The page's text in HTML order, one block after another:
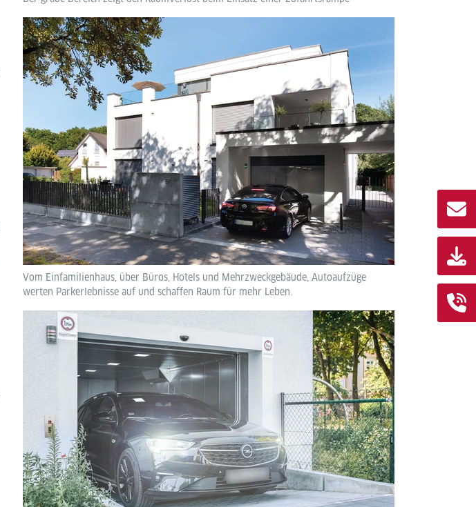
Vom Einfamilienhaus, über Büros, Hotels und Mehrzweckgebäude, Autoaufzüge
werten Parkerlebnisse auf und schaffen Raum für mehr Leben.